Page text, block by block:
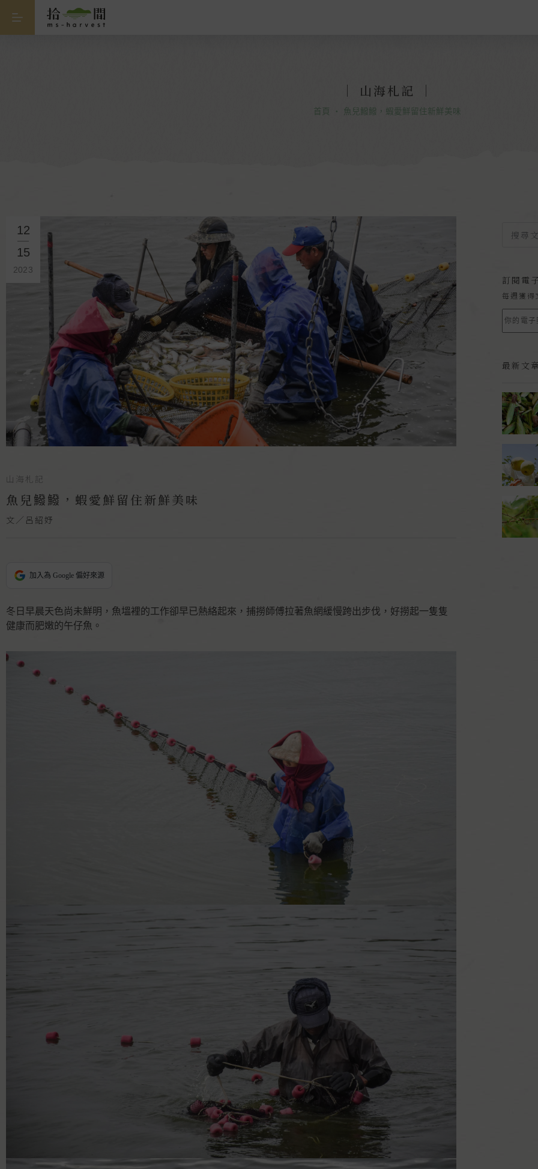
｜ 山海札記 ｜
首頁 ・ 魚兒鱍鱍，蝦愛鮮留住新鮮美味
12
15
2023
山海札記
魚兒鱍鱍，蝦愛鮮留住新鮮美味
文／呂紹妤
加入為 Google 偏好來源
冬日早晨天色尚未鮮明，魚塭裡的工作卻早已熱絡起來，捕撈師傅拉著魚網緩慢跨出步伐，好撈起一隻隻
健康而肥嫩的午仔魚。
訂閱電
每週獲得
最新文